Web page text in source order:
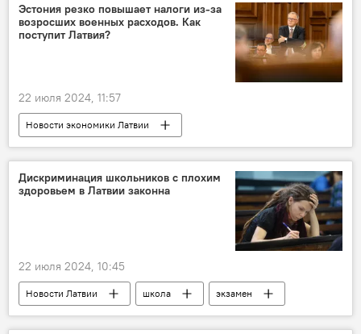
Эстония резко повышает налоги из-за
возросших военных расходов. Как
поступит Латвия?
22 июля 2024, 11:57
Новости экономики Латвии
налоговая реформа
Арвилс Ашераденс
Дискриминация школьников с плохим
здоровьем в Латвии законна
22 июля 2024, 10:45
Новости Латвии школа
экзамен
Бюро омбудсмена